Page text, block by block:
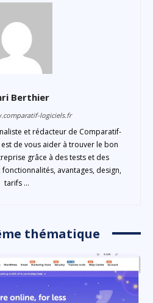
Berthier
logiciels.fr
et rédacteur de Comparatif-
de vous aider à trouver le bon
grâce à des tests et des
avantages, design,
tarifs ...
thématique